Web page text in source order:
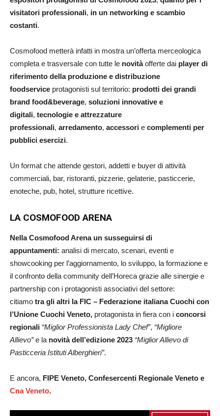
visitatori professionali, in un networking e scambio
costanti.
Cosmofood metterà infatti in mostra un’offerta merceologica
completa e trasversale con tutte le novitàofferte dai player di
riferimento della produzione e distribuzione
foodservice protagonisti sul territorio: prodotti dei grandi
brand food&beverage, soluzioni innovative e
digitali, tecnologie e attrezzature
professionali, arredamento, accessori e complementi per
pubblici esercizi.
Un format che attende gestori, addetti e buyer di attività
commerciali, bar, ristoranti, pizzerie, gelaterie, pasticcerie,
enoteche, pub, hotel, strutture ricettive.
LA COSMOFOOD ARENA
Nella Cosmofood Arena un susseguirsi di
appuntamenti: analisi di mercato, scenari, eventi e
showcooking per l’aggiornamento, lo sviluppo, la formazione e
il confronto della community dell’Horeca grazie alle sinergie e
partnership con i protagonisti associativi del settore:
citiamo tra gli altri la FIC – Federazione italiana Cuochi con
l’Unione Cuochi Veneto, protagonista in fiera con i concorsi
regionali “Miglior Professionista Lady Chef”, “Migliore
Allievo”e la novità dell’edizione 2023 “Miglior Allievo di
Pasticceria Istituti Alberghieri”.
E ancora, FIPE Veneto, Confesercenti Regionale Veneto e
Cna Veneto.